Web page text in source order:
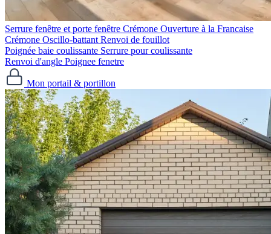
Serrure fenêtre et porte fenêtre Crémone Ouverture à la Francaise
Crémone Oscillo-battant Renvoi de fouillot
Poignée baie coulissante Serrure pour coulissante
Renvoi d'angle Poignee fenetre
Mon portail & portillon